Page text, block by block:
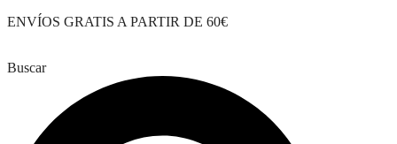
Saltar
ENVÍOS GRATIS A PARTIR DE 60€
Buscar